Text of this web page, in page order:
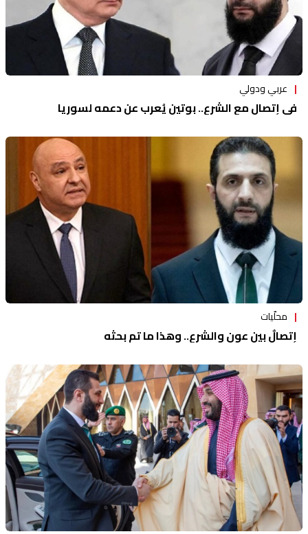
عربي ودولي
في إتصالٍ مع الشرع.. بوتين يُعرب عن دعمه لسوريا
محلّيات
إتصالٌ بين عون والشرع.. وهذا ما تم بحثه